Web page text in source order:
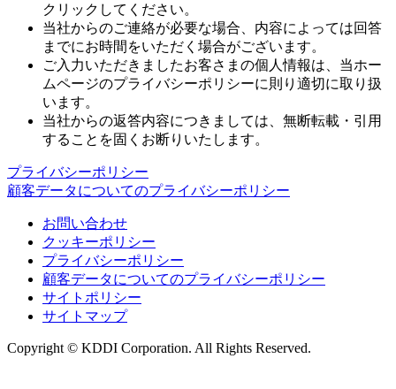
クリックしてください。
当社からのご連絡が必要な場合、内容によっては回答
までにお時間をいただく場合がございます。
ご入力いただきましたお客さまの個人情報は、当ホー
ムページのプライバシーポリシーに則り適切に取り扱
います。
当社からの返答内容につきましては、無断転載・引用
することを固くお断りいたします。
プライバシーポリシー
顧客データについてのプライバシーポリシー
お問い合わせ
クッキーポリシー
プライバシーポリシー
顧客データについてのプライバシーポリシー
サイトポリシー
サイトマップ
Copyright © KDDI Corporation. All Rights Reserved.